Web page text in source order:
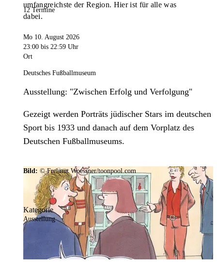
umfangreichste der Region. Hier ist für alle was
dabei.
12 Termine
Mo 10. August 2026
23:00 bis 22:59 Uhr
Ort
Deutsches Fußballmuseum
Ausstellung: "Zwischen Erfolg und Verfolgung"
Gezeigt werden Porträts jüdischer Stars im deutschen
Sport bis 1933 und danach auf dem Vorplatz des
Deutschen Fußballmuseums.
Bild: © Freimut Woessner/toonpool.com
Kategorie
Ausstellung